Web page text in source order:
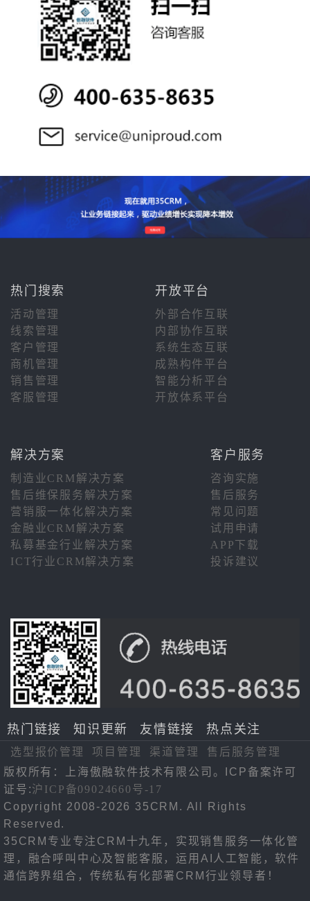
热门搜索 开放平台
活动管理
外部合作互联
线索管理
内部协作互联
客户管理
系统生态互联
商机管理
成熟构件平台
销售管理
智能分析平台
客服管理
开放体系平台
解决方案 客户服务
制造业CRM解决方案
咨询实施
售后维保服务解决方案
售后服务
营销服一体化解决方案
常见问题
金融业CRM解决方案
试用申请
私募基金行业解决方案
APP下载
ICT行业CRM解决方案
投诉建议
热门链接 知识更新 友情链接 热点关注
选型报价管理 项目管理 渠道管理
售后服务管理
版权所有：上海傲融软件技术有限公司。ICP备案许可
证号:沪ICP备09024660号-17
Copyright 2008-2026 35CRM. All Rights
Reserved.
35CRM专业专注CRM十九年，实现销售服务一体化管
理，融合呼叫中心及智能客服，运用AI人工智能，软件
通信跨界组合，传统私有化部署CRM行业领导者！